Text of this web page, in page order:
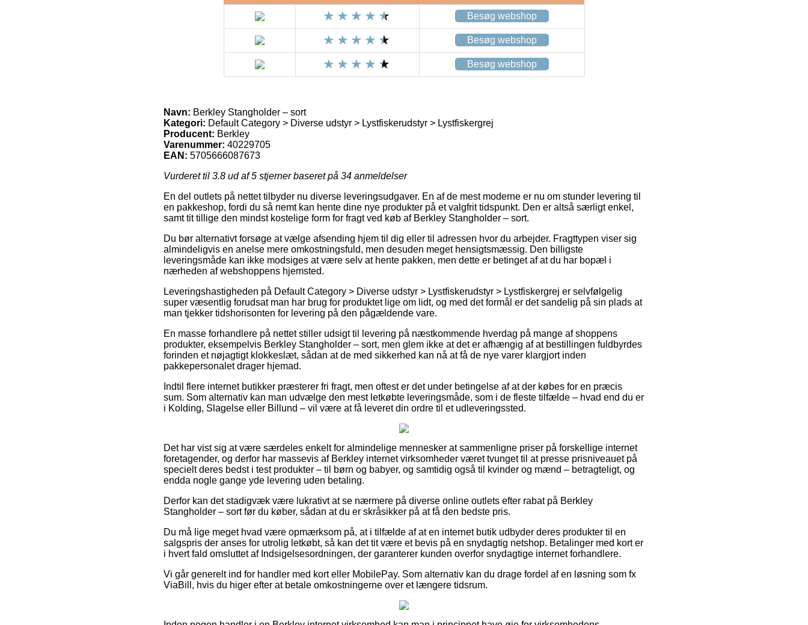
Besøg webshop
Besøg webshop
Besøg webshop
Navn: Berkley Stangholder – sort
Kategori: Default Category > Diverse udstyr > Lystfiskerudstyr > Lystfiskergrej
Producent: Berkley
Varenummer: 40229705
EAN: 5705666087673
Vurderet til 3.8 ud af 5 stjerner baseret på 34 anmeldelser
En del outlets på nettet tilbyder nu diverse leveringsudgaver. En af de mest moderne er nu om stunder levering til
en pakkeshop, fordi du så nemt kan hente dine nye produkter på et valgfrit tidspunkt. Den er altså særligt enkel,
samt tit tillige den mindst kostelige form for fragt ved køb af Berkley Stangholder – sort.
Du bør alternativt forsøge at vælge afsending hjem til dig eller til adressen hvor du arbejder. Fragttypen viser sig
almindeligvis en anelse mere omkostningsfuld, men desuden meget hensigtsmæssig. Den billigste
leveringsmåde kan ikke modsiges at være selv at hente pakken, men dette er betinget af at du har bopæl i
nærheden af webshoppens hjemsted.
Leveringshastigheden på Default Category > Diverse udstyr > Lystfiskerudstyr > Lystfiskergrej er selvfølgelig
super væsentlig forudsat man har brug for produktet lige om lidt, og med det formål er det sandelig på sin plads at
man tjekker tidshorisonten for levering på den pågældende vare.
En masse forhandlere på nettet stiller udsigt til levering på næstkommende hverdag på mange af shoppens
produkter, eksempelvis Berkley Stangholder – sort, men glem ikke at det er afhængig af at bestillingen fuldbyrdes
forinden et nøjagtigt klokkeslæt, sådan at de med sikkerhed kan nå at få de nye varer klargjort inden
pakkepersonalet drager hjemad.
Indtil flere internet butikker præsterer fri fragt, men oftest er det under betingelse af at der købes for en præcis
sum. Som alternativ kan man udvælge den mest letkøbte leveringsmåde, som i de fleste tilfælde – hvad end du er
i Kolding, Slagelse eller Billund – vil være at få leveret din ordre til et udleveringssted.
Det har vist sig at være særdeles enkelt for almindelige mennesker at sammenligne priser på forskellige internet
foretagender, og derfor har massevis af Berkley internet virksomheder været tvunget til at presse prisniveauet på
specielt deres bedst i test produkter – til børn og babyer, og samtidig også til kvinder og mænd – betragteligt, og
endda nogle gange yde levering uden betaling.
Derfor kan det stadigvæk være lukrativt at se nærmere på diverse online outlets efter rabat på Berkley
Stangholder – sort før du køber, sådan at du er skråsikker på at få den bedste pris.
Du må lige meget hvad være opmærksom på, at i tilfælde af at en internet butik udbyder deres produkter til en
salgspris der anses for utrolig letkøbt, så kan det tit være et bevis på en snydagtig netshop. Betalinger med kort er
i hvert fald omsluttet af Indsigelsesordningen, der garanterer kunden overfor snydagtige internet forhandlere.
Vi går generelt ind for handler med kort eller MobilePay. Som alternativ kan du drage fordel af en løsning som fx
ViaBill, hvis du higer efter at betale omkostningerne over et længere tidsrum.